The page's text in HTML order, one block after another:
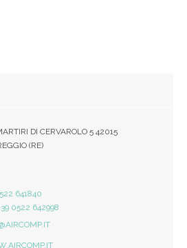
DI CERVAROLO 5 42015
(RE)
641840
0522 642998